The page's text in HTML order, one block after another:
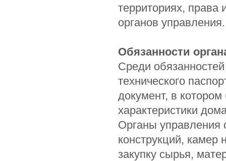
территориях, права
органов управления.
Обязанности
Среди
технического
документ, в котором
характеристики
Органы управления
конструкций,
закупку сырья,